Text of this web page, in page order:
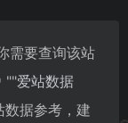
需要查询该站
""爱站数据
数据参考，建